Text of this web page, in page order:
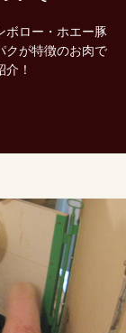
ボロー・ホエー豚
クが特徴のお肉で
！